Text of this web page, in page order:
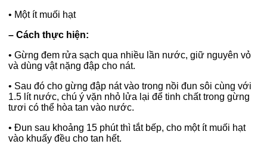
• Một ít muối hạt
– Cách thực hiện:
• Gừng đem rửa sạch qua nhiều lần nước, giữ nguyên vỏ
và dùng vật nặng đập cho nát.
• Sau đó cho gừng đập nát vào trong nồi đun sôi cùng với
1.5 lít nước, chú ý vặn nhỏ lửa lại để tinh chất trong gừng
tươi có thể hòa tan vào nước.
• Đun sau khoảng 15 phút thì tắt bếp, cho một ít muối hạt
vào khuấy đều cho tan hết.